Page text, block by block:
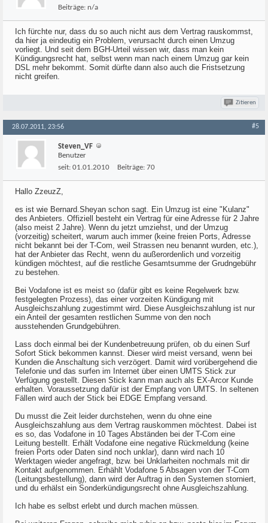
Beiträge: n/a
Ich fürchte nur, dass du so auch nicht aus dem Vertrag rauskommst,
da hier ja eindeutig ein Problem, verursacht durch einen Umzug
vorliegt. Und seit dem BGH-Urteil wissen wir, dass man kein
Kündigungsrecht hat, selbst wenn man nach einem Umzug gar kein
DSL mehr bekommt. Somit dürfte dann also auch die Fristsetzung
nicht greifen.
Zitieren
28.07.2011, 23:56 #5
Steven_VF
Benutzer
seit: 01.01.2010 Beiträge: 70
Hallo ZzeuzZ,
es ist wie Bernard.Sheyan schon sagt. Ein Umzug ist eine "Kulanz"
des Anbieters. Offiziell besteht ein Vertrag für eine Adresse für 2 Jahre
(also meist 2 Jahre). Wenn du jetzt umziehst, und der Umzug
(vorzeitig) scheitert, warum auch immer (keine freien Ports, Adresse
nicht bekannt bei der T-Com, weil Strassen neu benannt wurden, etc.),
hat der Anbieter das Recht, wenn du außerordenlich und vorzeitig
kündigen möchtest, auf die restliche Gesamtsumme der Grudngebühr
zu bestehen.
Bei Vodafone ist es meist so (dafür gibt es keine Regelwerk bzw.
festgelegten Prozess), das einer vorzeiten Kündigung mit
Ausgleichszahlung zugestimmt wird. Diese Ausgleichszahlung ist nur
ein Anteil der gesamten restlichen Summe von den noch
ausstehenden Grundgebühren.
Lass doch einmal bei der Kundenbetreuung prüfen, ob du einen Surf
Sofort Stick bekommen kannst. Dieser wird meist versand, wenn bei
Kunden die Anschaltung sich verzögert. Damit wird vorübergehend die
Telefonie und das surfen im Internet über einen UMTS Stick zur
Verfügung gestellt. Diesen Stick kann man auch als EX-Arcor Kunde
erhalten. Voraussetzung dafür ist der Empfang von UMTS. In seltenen
Fällen wird auch der Stick bei EDGE Empfang versand.
Du musst die Zeit leider durchstehen, wenn du ohne eine
Ausgleichszahlung aus dem Vertrag rauskommen möchtest. Dabei ist
es so, das Vodafone in 10 Tages Abständen bei der T-Com eine
Leitung bestellt. Erhält Vodafone eine negative Rückmeldung (keine
freien Ports oder Daten sind noch unklar), dann wird nach 10
Werktagen wieder angefragt, bzw. bei Unklarheiten nochmals mit dir
Kontakt aufgenommen. Erhählt Vodafone 5 Absagen von der T-Com
(Leitungsbestellung), dann wird der Auftrag in den Systemen storniert,
und du erhälst ein Sonderkündigungsrecht ohne Ausgleichszahlung.
Ich habe es selbst erlebt und durch machen müssen.